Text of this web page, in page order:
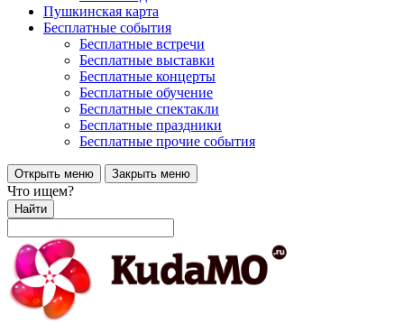
Пушкинская карта
Бесплатные события
Бесплатные встречи
Бесплатные выставки
Бесплатные концерты
Бесплатные обучение
Бесплатные спектакли
Бесплатные праздники
Бесплатные прочие события
Открыть меню Закрыть меню
Что ищем?
Найти